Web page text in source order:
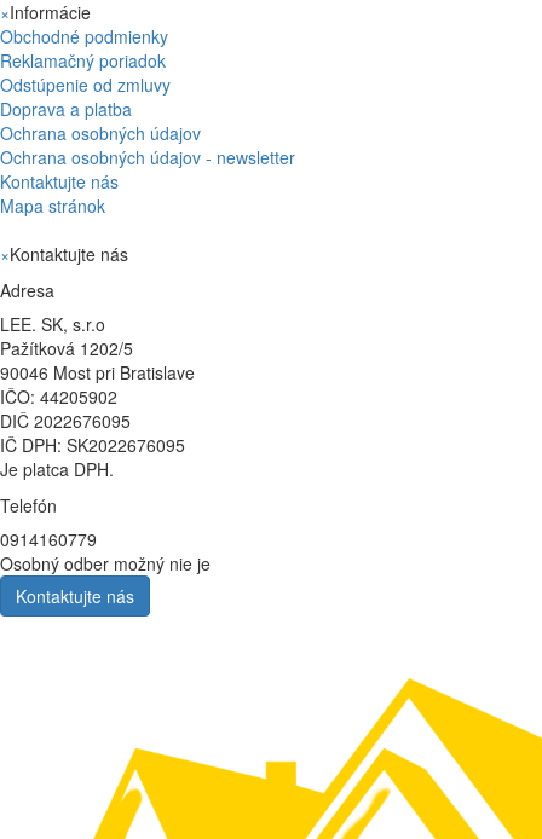
×Informácie
Obchodné podmienky
Reklamačný poriadok
Odstúpenie od zmluvy
Doprava a platba
Ochrana osobných údajov
Ochrana osobných údajov - newsletter
Kontaktujte nás
Mapa stránok
×Kontaktujte nás
Adresa
LEE. SK, s.r.o
Pažítková 1202/5
90046 Most pri Bratislave
IČO: 44205902
DIČ 2022676095
IČ DPH: SK2022676095
Je platca DPH.
Telefón
0914160779
Osobný odber možný nie je
Kontaktujte nás